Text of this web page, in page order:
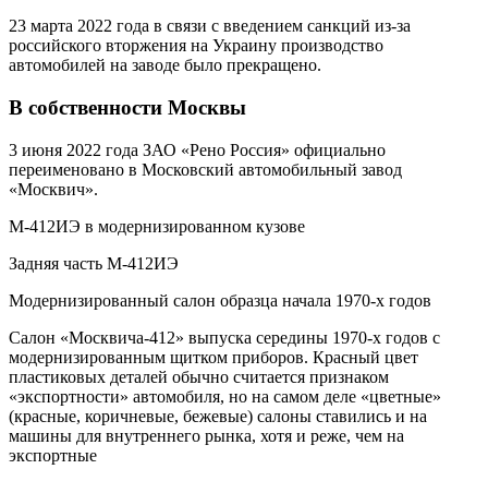
23 марта 2022 года в связи с введением санкций из-за
российского вторжения на Украину производство
автомобилей на заводе было прекращено.
В собственности Москвы
3 июня 2022 года ЗАО «Рено Россия» официально
переименовано в Московский автомобильный завод
«Москвич».
М-412ИЭ в модернизированном кузове
Задняя часть М-412ИЭ
Модернизированный салон образца начала 1970-х годов
Салон «Москвича-412» выпуска середины 1970-х годов с
модернизированным щитком приборов. Красный цвет
пластиковых деталей обычно считается признаком
«экспортности» автомобиля, но на самом деле «цветные»
(красные, коричневые, бежевые) салоны ставились и на
машины для внутреннего рынка, хотя и реже, чем на
экспортные